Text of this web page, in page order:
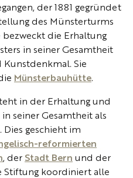
der 1881 gegründet
des Münsterturms
bezweckt die Erhaltung
in seiner Gesamtheit
Kunstdenkmal. Sie
Münsterbauhütte.
in der Erhaltung und
seiner Gesamtheit als
geschieht im
reformierten
, der Stadt Bern und der
Stiftung koordiniert alle